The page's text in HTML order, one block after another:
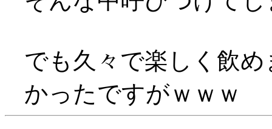
でも久々で楽しく飲
かったですがｗｗｗ